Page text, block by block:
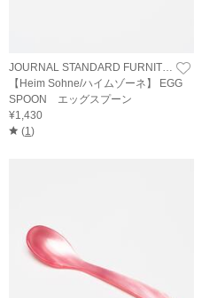
JOURNAL STANDARD FURNITURE
【Heim Sohne/ハイムゾーネ】 EGG
SPOON エッグスプーン
¥1,430
(1)